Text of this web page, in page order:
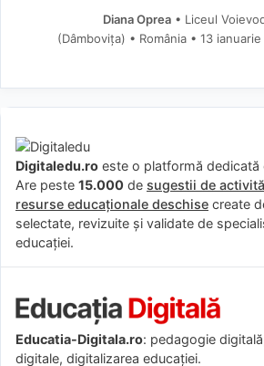
Diana Oprea• Liceul
(Dâmboviţa) • România
13
Digitaledu.ro este o platformă dedicată
Are peste 15.000 de sugestii de
resurse educaționale deschise create
selectate, revizuite și validate de
educației.
Educatia-Digitala.ro: pedagogie
digitale, digitalizarea educației.